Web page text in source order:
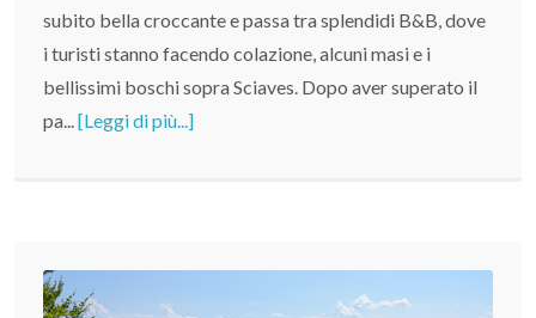
subito bella croccante e passa tra splendidi B&B, dove
i turisti stanno facendo colazione, alcuni masi e i
bellissimi boschi sopra Sciaves. Dopo aver superato il
pa...[Leggi di più...]